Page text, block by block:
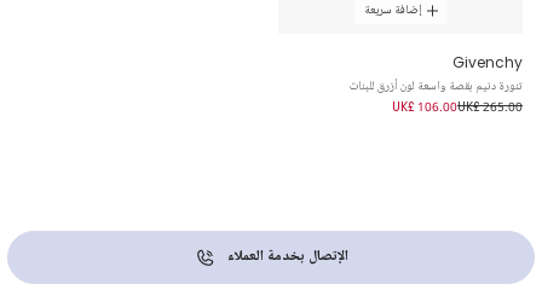
إضافة سريعة
Givenchy
تنورة دنيم بقصة واسعة لون أزرق للبنات
UK£ 265.00
UK£ 106.00
الإتصال بخدمة العملاء